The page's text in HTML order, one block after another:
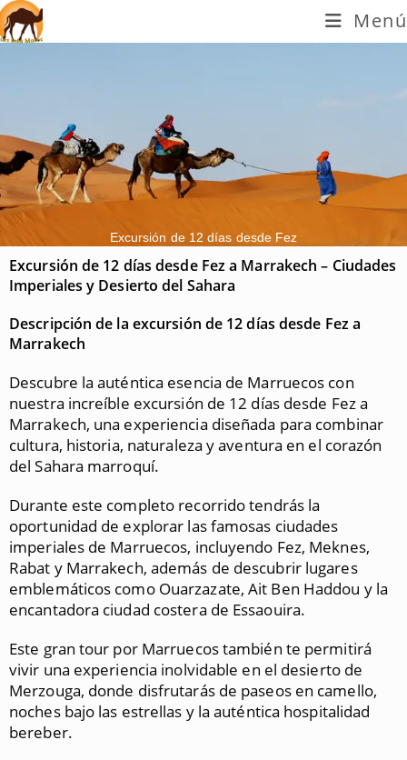
Menú
Excursión de 12 días desde Fez
Excursión de 12 días desde Fez a Marrakech – Ciudades
Imperiales y Desierto del Sahara
Descripción de la excursión de 12 días desde Fez a
Marrakech
Descubre la auténtica esencia de Marruecos con
nuestra increíble excursión de 12 días desde Fez a
Marrakech, una experiencia diseñada para combinar
cultura, historia, naturaleza y aventura en el corazón
del Sahara marroquí.
Durante este completo recorrido tendrás la
oportunidad de explorar las famosas ciudades
imperiales de Marruecos, incluyendo Fez, Meknes,
Rabat y Marrakech, además de descubrir lugares
emblemáticos como Ouarzazate, Ait Ben Haddou y la
encantadora ciudad costera de Essaouira.
Este gran tour por Marruecos también te permitirá
vivir una experiencia inolvidable en el desierto de
Merzouga, donde disfrutarás de paseos en camello,
noches bajo las estrellas y la auténtica hospitalidad
bereber.